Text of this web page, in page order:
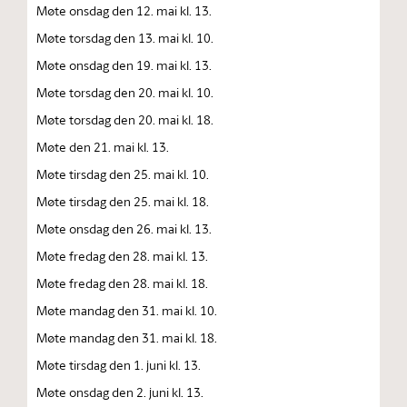
Møte onsdag den 12. mai kl. 13.
Møte torsdag den 13. mai kl. 10.
Møte onsdag den 19. mai kl. 13.
Møte torsdag den 20. mai kl. 10.
Møte torsdag den 20. mai kl. 18.
Møte den 21. mai kl. 13.
Møte tirsdag den 25. mai kl. 10.
Møte tirsdag den 25. mai kl. 18.
Møte onsdag den 26. mai kl. 13.
Møte fredag den 28. mai kl. 13.
Møte fredag den 28. mai kl. 18.
Møte mandag den 31. mai kl. 10.
Møte mandag den 31. mai kl. 18.
Møte tirsdag den 1. juni kl. 13.
Møte onsdag den 2. juni kl. 13.